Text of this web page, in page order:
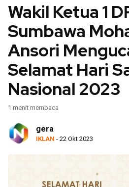
Wakil Ketua 1
Sumbawa
Ansori
Selamat Hari
Nasional 2023
1 menit membaca
gera
IKLAN - 22 Okt 2023